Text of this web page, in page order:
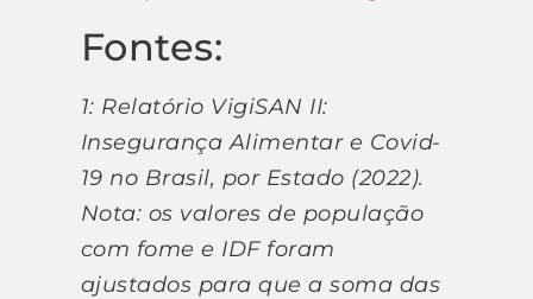
Fontes:
1: Relatório VigiSAN II:
Insegurança Alimentar e Covid-
19 no Brasil, por Estado (2022).
Nota: os valores de população
com fome e IDF foram
ajustados para que a soma das